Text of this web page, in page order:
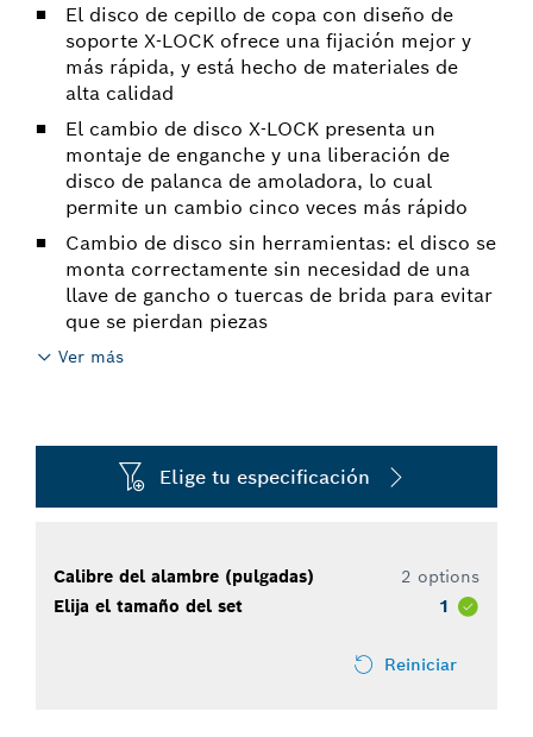
El disco de cepillo de copa con diseño de
soporte X-LOCK ofrece una fijación mejor y
más rápida, y está hecho de materiales de
alta calidad
El cambio de disco X-LOCK presenta un
montaje de enganche y una liberación de
disco de palanca de amoladora, lo cual
permite un cambio cinco veces más rápido
Cambio de disco sin herramientas: el disco se
monta correctamente sin necesidad de una
llave de gancho o tuercas de brida para evitar
que se pierdan piezas
Ver más
Elige tu especificación
Calibre del alambre (pulgadas)
2 options
Elija el tamaño del set
1
Reiniciar